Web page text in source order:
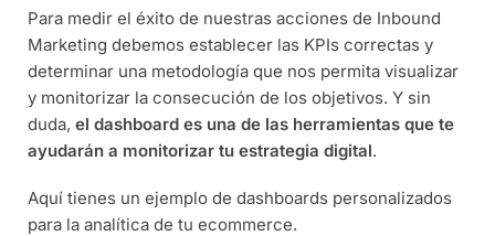
Para medir el éxito de nuestras acciones de Inbound
Marketing debemos establecer las KPIs correctas y
determinar una metodología que nos permita visualizar
y monitorizar la consecución de los objetivos. Y sin
duda, el dashboard es una de las herramientas que te
ayudarán a monitorizar tu estrategia digital.
Aquí tienes un ejemplo de dashboards personalizados
para la analítica de tu ecommerce.